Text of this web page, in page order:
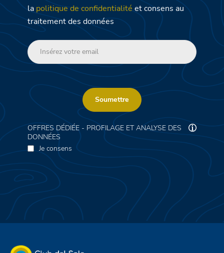
la politique de confidentialité et consens au
traitement des données
Soumettre
OFFRES DÉDIÉE - PROFILAGE ET ANALYSE DES
DONNÉES
Je consens